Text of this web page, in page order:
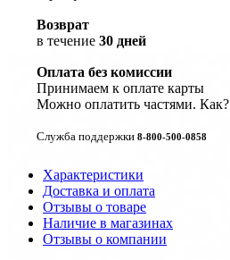
Возврат
в течение 30 дней
Оплата без комиссии
Принимаем к оплате карты
Можно оплатить частями. Как?
Служба поддержки 8-800-500-0858
Характеристики
Доставка и оплата
Отзывы о товаре
Наличие в магазинах
Отзывы о компании